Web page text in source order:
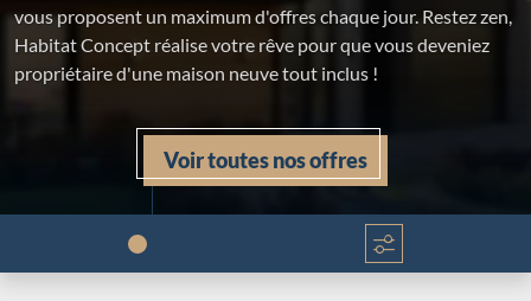
vous proposent un maximum d'offres chaque jour. Restez zen,
Habitat Concept réalise votre rêve pour que vous deveniez
propriétaire d'une maison neuve tout inclus !
Voir toutes nos offres
Chargement...